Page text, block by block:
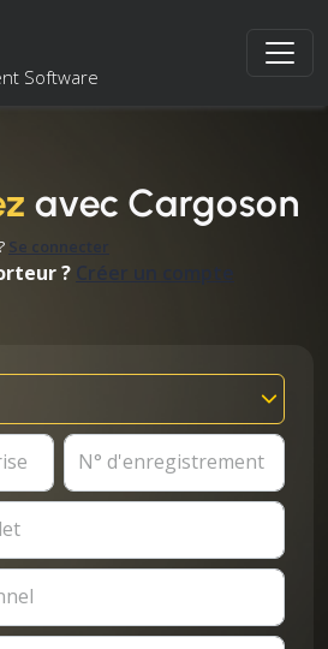
Software
avec Cargoson
Se connecter
? Créer un compte
N° d'enregistrement